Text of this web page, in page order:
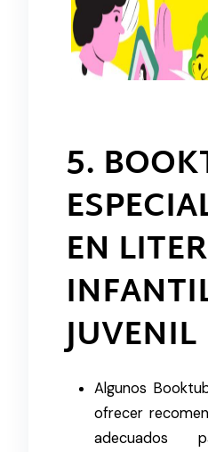
5.
EN
JUVENIL
Algunos
ofrecer